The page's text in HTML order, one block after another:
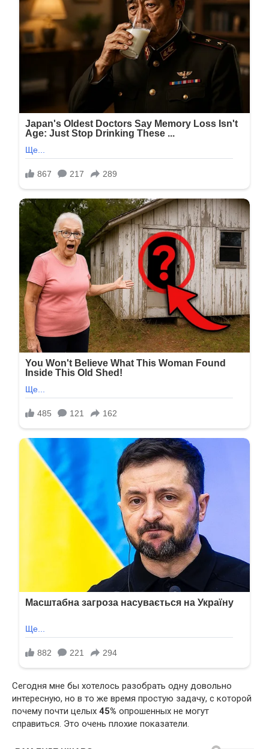
Сегодня мне бы хотелось разобрать одну довольно
интересную, но в то же время простую задачу, с которой
почему почти целых 45% опрошенных не могут
справиться. Это очень плохие показатели.